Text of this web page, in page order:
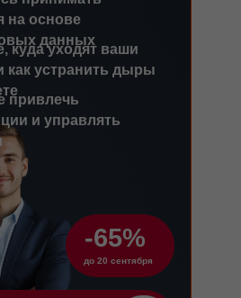
на основе
данных
куда уходят ваши
как устранить дыры
-65%
до 20 сентября
привлечь
и управлять